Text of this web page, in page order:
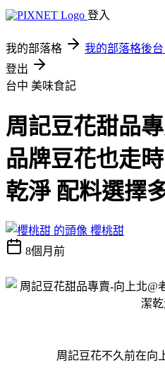
登入
我的部落格 我的部落格後台
登出
台中 美味食記
周記豆花甜品
品牌豆花也走
乾淨 配料選擇
櫻桃甜
8個月前
周記豆花不久前在向